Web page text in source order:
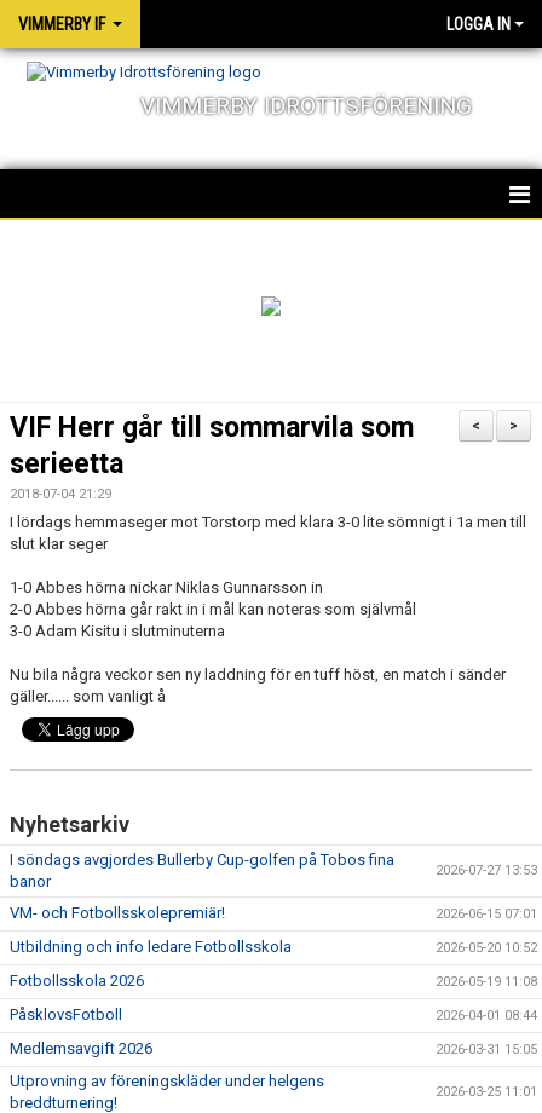
VIMMERBY IF LOGGA IN
VIMMERBY IDROTTSFÖRENING
OM FÖRENINGEN
BARN & UNGDOMSVERKSAMHET
STÖTTA VIF
KONTAKT / BOKNING
>
<
VIF Herr går till sommarvila som
serieetta
2018-07-04 21:29
I lördags hemmaseger mot Torstorp med klara 3-0 lite sömnigt i 1a men till
slut klar seger
1-0 Abbes hörna nickar Niklas Gunnarsson in
2-0 Abbes hörna går rakt in i mål kan noteras som självmål
3-0 Adam Kisitu i slutminuterna
Nu bila några veckor sen ny laddning för en tuff höst, en match i sänder
gäller...... som vanligt å
Nyhetsarkiv
I söndags avgjordes Bullerby Cup-golfen på Tobos fina
banor
2026-07-27 13:53
VM- och Fotbollsskolepremiär! 2026-06-15 07:01
Utbildning och info ledare Fotbollsskola 2026-05-20 10:52
Fotbollsskola 2026 2026-05-19 11:08
PåsklovsFotboll 2026-04-01 08:44
Medlemsavgift 2026 2026-03-31 15:05
Utprovning av föreningskläder under helgens
breddturnering!
2026-03-25 11:01